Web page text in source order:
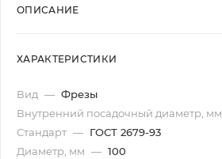
ОПИСАНИЕ
ХАРАКТЕРИСТИКИ
Вид — Фрезы
Внутренний посадочный диаметр, мм
Стандарт — ГОСТ 2679-93
Диаметр, мм — 100